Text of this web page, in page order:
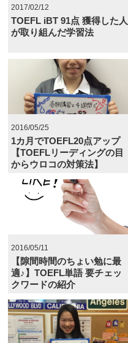
2017/02/12
TOEFL iBT 91点 獲得した人
が取り組んだ学習法
2016/05/25
1カ月でTOEFL20点アップ
【TOEFLリーディングの目
からウロコの対策法】
2016/05/11
【隙間時間のちょい勉に最
適♪】TOEFL単語 要チェッ
クワードの紹介